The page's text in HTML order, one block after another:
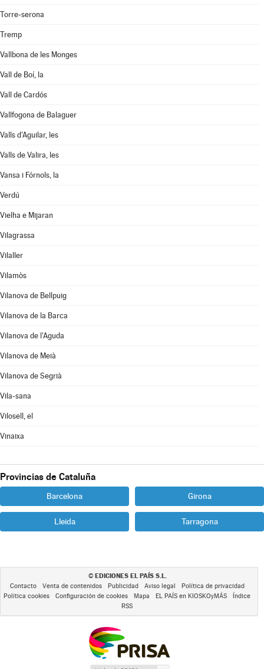
Torre-serona
Tremp
Vallbona de les Monges
Vall de Boí, la
Vall de Cardós
Vallfogona de Balaguer
Valls d'Aguilar, les
Valls de Valira, les
Vansa i Fórnols, la
Verdú
Vielha e Mijaran
Vilagrassa
Vilaller
Vilamòs
Vilanova de Bellpuig
Vilanova de la Barca
Vilanova de l'Aguda
Vilanova de Meià
Vilanova de Segrià
Vila-sana
Vilosell, el
Vinaixa
Provincias de Cataluña
Barcelona Girona
Lleida Tarragona
© EDICIONES EL PAÍS S.L.
Contacto Venta de contenidos Publicidad Aviso legal
Política de privacidad
Política cookies
Configuración de cookies Mapa EL PAÍS en KIOSKOyMÁS
Índice
RSS